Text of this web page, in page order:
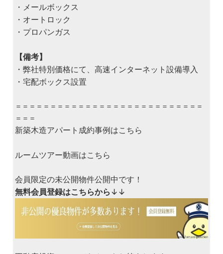
・メールボックス
・オートロック
・プロパンガス
【備考】
・弊社特別価格にて、高速インターネット設備導入
・宅配ボックス設置
＝＝＝＝＝＝＝＝＝＝＝＝＝＝＝＝＝＝＝＝＝＝＝＝＝＝＝
＝＝＝
新築木造アパート成約事例はこちら
ルームツアー動画はこちら
会員限定の未公開物件公開中です！
無料会員登録はこちらから ↓↓